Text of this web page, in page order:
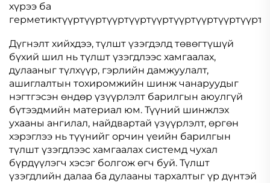
хүрээ ба
Дүгнэлт хийхдээ, түлшт үзэгдэлд төвөгтүшүй
бүхий шил нь түлшт үзэгдлээс хамгаалах,
дулааныг түлхүүр, гэрлийн дамжуулалт,
ашиглалтын тохиромжийн шинж чанаруудыг
нэгтгэсэн өндөр үзүүрлэлт барилгын аюулгүй
бүтээдмийн материал юм. Түүний шинжлэх
ухааны ангилал, найдвартай үзүүрлэлт, өргөн
хэрэглээ нь түүнийг орчин үеийн барилгын
түлшт үзэгдлээс хамгаалах системд чухал
бүрдүүлэгч хэсэг болгож өгч буй. Түлшт
үзэгдлийн далаа ба дулааны тархалтыг үр дүнтэй